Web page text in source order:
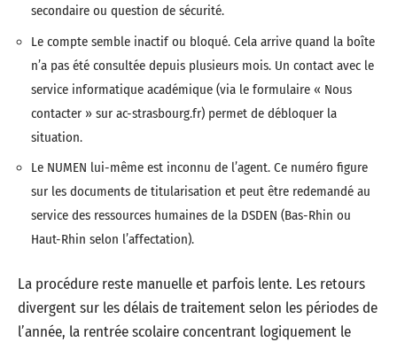
secondaire ou question de sécurité.
Le compte semble inactif ou bloqué. Cela arrive quand la boîte
n’a pas été consultée depuis plusieurs mois. Un contact avec le
service informatique académique (via le formulaire « Nous
contacter » sur ac-strasbourg.fr) permet de débloquer la
situation.
Le NUMEN lui-même est inconnu de l’agent. Ce numéro figure
sur les documents de titularisation et peut être redemandé au
service des ressources humaines de la DSDEN (Bas-Rhin ou
Haut-Rhin selon l’affectation).
La procédure reste manuelle et parfois lente. Les retours
divergent sur les délais de traitement selon les périodes de
l’année, la rentrée scolaire concentrant logiquement le